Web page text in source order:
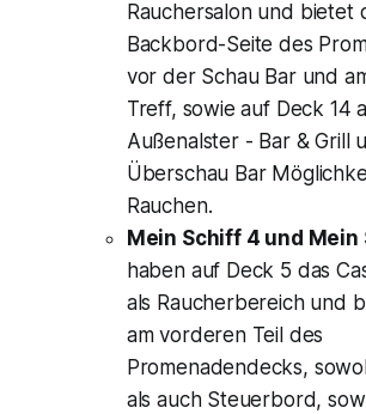
Rauchersalon und bietet
Backbord-Seite des
vor der Schau Bar und
Treff, sowie auf Deck 14
Außenalster - Bar & Grill
Überschau Bar
Rauchen.
Mein Schiff 4 und Mein
haben auf Deck 5 das
als Raucherbereich und
am vorderen Teil des
Promenadendecks,
als auch Steuerbord,